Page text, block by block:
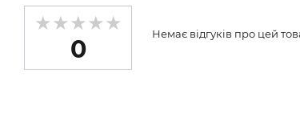
0
Немає відгуків про цей